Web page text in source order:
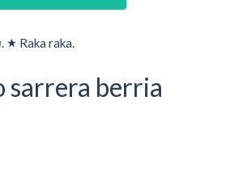
. ★ Raka raka.
sarrera berria